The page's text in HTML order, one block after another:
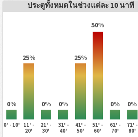
ประตูทั้งหมดในช่วงแต่ละ 10 นาที
0%
25%
0% 0%
25%
50%
0% 0%
0' - 10'
11' -
20'
21' -
30'
31' -
40'
41' -
50'
51' -
60'
61' -
70'
71' -
80'